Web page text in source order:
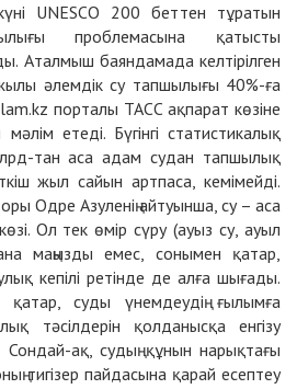
UNESCO 200 беттен тұратын
проблемасына қатысты
Аталмыш баяндамада келтірілген
әлемдік су тапшылығы 40%-ға
порталы ТАССақпарат көзіне
етеді. Бүгінгі статистикалық
тан аса адам судан тапшылық
жыл сайын артпаса, кемімейді.
Одре Азуленің айтуынша, су – аса
Ол тек өмір сүру (ауыз су, ауыл
маңызды емес, сонымен қатар,
кепілі ретінде де алға шығады.
суды үнемдеудің ғылымға
тәсілдерін қолданысқа енгізу
Сондай-ақ, судың құнын нарықтағы
тигізер пайдасына қарай есептеу